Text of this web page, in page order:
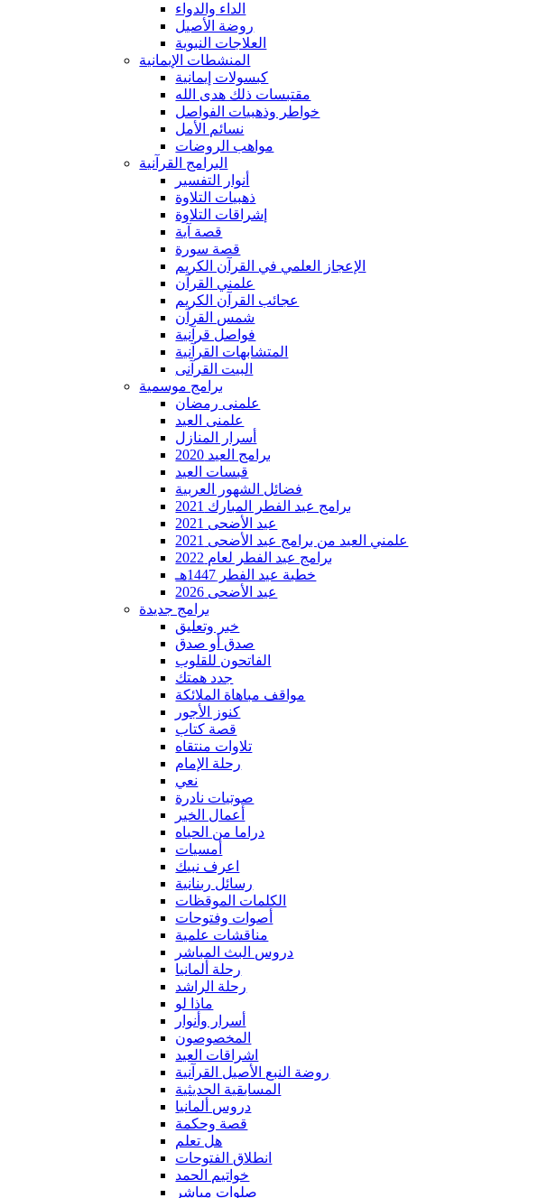
الداء والدواء
روضة الأصيل
العلاجات النبوية
المنشطات الإيمانية
كبسولات إيمانية
مقتبسات ذلك هدى الله
خواطر وذهبيات الفواصل
نسائم الأمل
مواهب الروضات
البرامج القرآنية
أنوار التفسير
ذهبيات التلاوة
إشراقات التلاوة
قصة آية
قصة سورة
الإعجاز العلمي في القرآن الكريم
علمني القرآن
عجائب القرآن الكريم
شمس القرآن
فواصل قرآنية
المتشابهات القرآنية
البيت القرآنى
برامج موسمية
علمنى رمضان
علمنى العيد
أسرار المنازل
برامج العيد 2020
قبسات العيد
فضائل الشهور العربية
برامج عيد الفطر المبارك 2021
عيد الأضحى 2021
علمني العيد من برامج عيد الأضحى 2021
برامج عيد الفطر لعام 2022
خطبة عيد الفطر 1447هـ
عيد الأضحى 2026
برامج جديدة
خبر وتعليق
صدق أو صدق
الفاتحون للقلوب
جدد همتك
مواقف مباهاة الملائكة
كنوز الأجور
قصة كتاب
تلاوات منتقاه
رحلة الإمام
نعي
صوتيات نادرة
أعمال الخير
دراما من الحياه
أمسيات
اعرف نبيك
رسائل ربنانية
الكلمات الموقظات
أصوات وفتوحات
مناقشات علمية
دروس البث المباشر
رحلة ألمانيا
رحلة الراشد
ماذا لو
أسرار وأنوار
المخصوصون
اشراقات العيد
روضة النبع الأصيل القرآنية
المسابقية الحديثية
دروس ألمانيا
قصة وحكمة
هل تعلم
انطلاق الفتوحات
خواتيم الحمد
صلوات مباشر